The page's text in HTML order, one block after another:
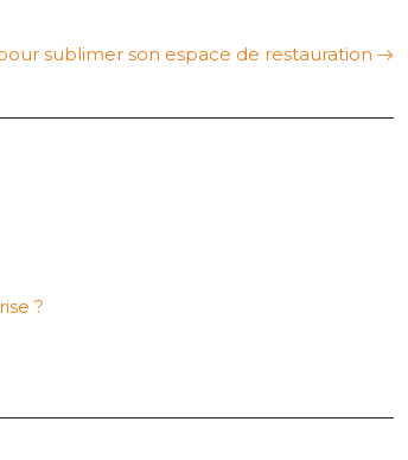
sublimer son espace de restauration
?